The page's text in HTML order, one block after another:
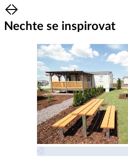
Item
1
of
Nechte se inspirovat